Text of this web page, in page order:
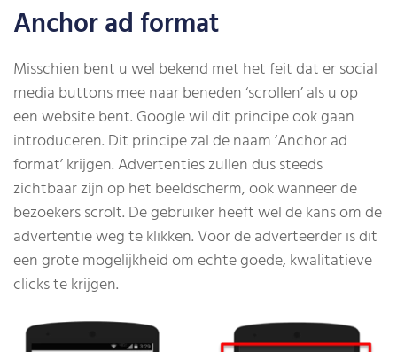
Anchor ad format
Misschien bent u wel bekend met het feit dat er social
media buttons mee naar beneden ‘scrollen’ als u op
een website bent. Google wil dit principe ook gaan
introduceren. Dit principe zal de naam ‘Anchor ad
format’ krijgen. Advertenties zullen dus steeds
zichtbaar zijn op het beeldscherm, ook wanneer de
bezoekers scrolt. De gebruiker heeft wel de kans om de
advertentie weg te klikken. Voor de adverteerder is dit
een grote mogelijkheid om echte goede, kwalitatieve
clicks te krijgen.